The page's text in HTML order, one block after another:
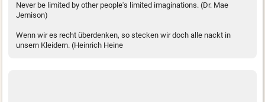
Never be limited by other people's limited imaginations. (Dr. Mae
Jemison)
Wenn wir es recht überdenken, so stecken wir doch alle nackt in
unsern Kleidern. (Heinrich Heine